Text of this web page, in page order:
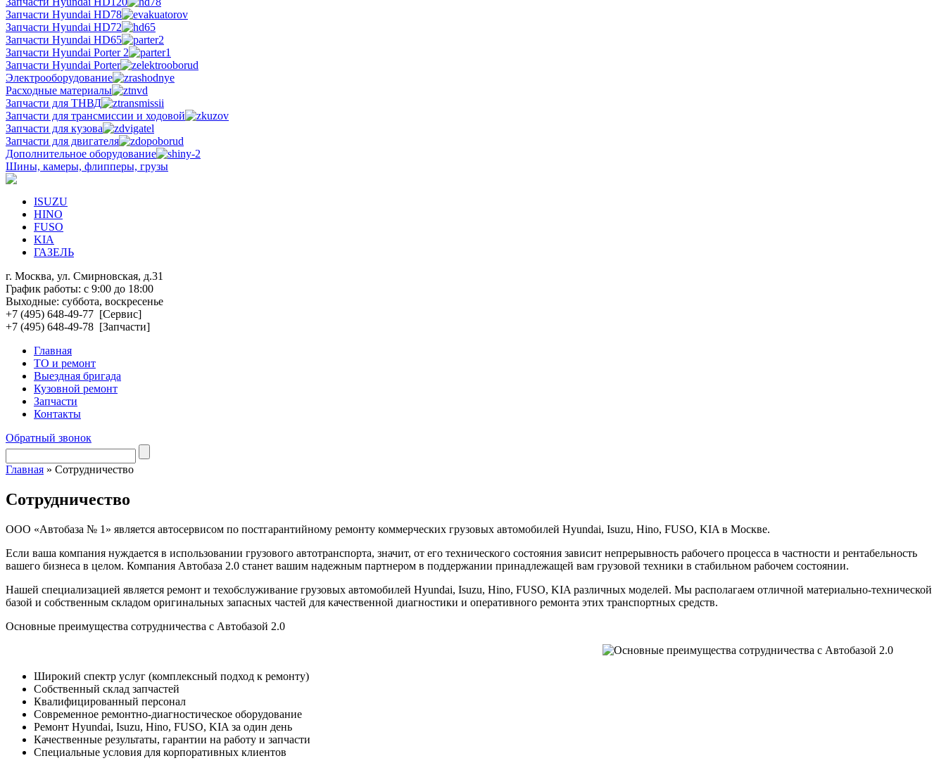
Запчасти Hyundai HD78
Запчасти Hyundai HD72
Запчасти Hyundai HD65
Запчасти Hyundai Porter 2
Запчасти Hyundai Porter
Электрооборудование
Расходные материалы
Запчасти для ТНВД
Запчасти для трансмиссии и ходовой
Запчасти для кузова
Запчасти для двигателя
Дополнительное оборудование
Шины, камеры, флипперы, грузы
ISUZU
HINO
FUSO
KIA
ГАЗЕЛЬ
г. Москва, ул. Смирновская, д.31
График работы: с 9:00 до 18:00
Выходные: суббота, воскресенье
+7 (495) 648-49-77 [Cервис]
+7 (495) 648-49-78 [Запчасти]
Главная
ТО и ремонт
Выездная бригада
Кузовной ремонт
Запчасти
Контакты
Обратный звонок
Главная » Сотрудничество
Сотрудничество
ООО «Автобаза № 1» является автосервисом по постгарантийному ремонту коммерческих грузовых автомобилей Hyundai, Isuzu, Hino, FUSO, KIA в Москве.
Если ваша компания нуждается в использовании грузового автотранспорта, значит, от его технического состояния зависит непрерывность рабочего процесса в частности и рентабельность
вашего бизнеса в целом. Компания Автобаза 2.0 станет вашим надежным партнером в поддержании принадлежащей вам грузовой техники в стабильном рабочем состоянии.
Нашей специализацией является ремонт и техобслуживание грузовых автомобилей Hyundai, Isuzu, Hino, FUSO, KIA различных моделей. Мы располагаем отличной материально-технической
базой и собственным складом оригинальных запасных частей для качественной диагностики и оперативного ремонта этих транспортных средств.
Основные преимущества сотрудничества с Автобазой 2.0
Широкий спектр услуг (комплексный подход к ремонту)
Собственный склад запчастей
Квалифицированный персонал
Современное ремонтно-диагностическое оборудование
Ремонт Hyundai, Isuzu, Hino, FUSO, KIA за один день
Качественные результаты, гарантии на работу и запчасти
Специальные условия для корпоративных клиентов